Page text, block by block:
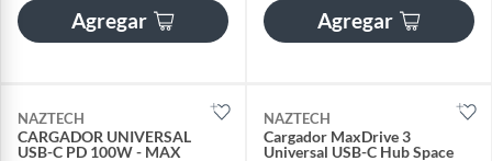
Agregar Agregar
NAZTECH
CARGADOR UNIVERSAL
USB-C PD 100W - MAX
NAZTECH
Cargador MaxDrive 3
Universal USB-C Hub Space